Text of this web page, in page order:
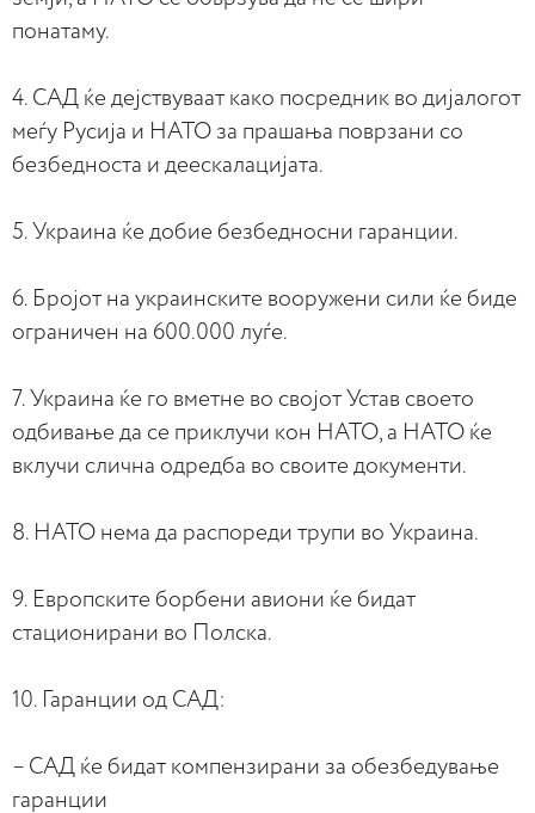
понатаму.
4. САД ќе дејствуваат како посредник во дијалогот
меѓу Русија и НАТО за прашања поврзани со
безбедноста и деескалацијата.
5. Украина ќе добие безбедносни гаранции.
6. Бројот на украинските вооружени сили ќе биде
ограничен на 600.000 луѓе.
7. Украина ќе го вметне во својот Устав своето
одбивање да се приклучи кон НАТО, а НАТО ќе
вклучи слична одредба во своите документи.
8. НАТО нема да распореди трупи во Украина.
9. Европските борбени авиони ќе бидат
стационирани во Полска.
10. Гаранции од САД:
– САД ќе бидат компензирани за обезбедување
гаранции